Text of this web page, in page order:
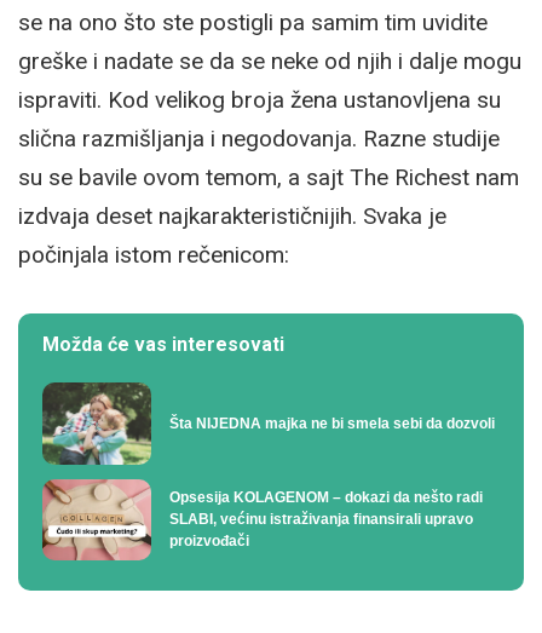
se na ono što ste postigli pa samim tim uvidite
greške i nadate se da se neke od njih i dalje mogu
ispraviti. Kod velikog broja žena ustanovljena su
slična razmišljanja i negodovanja. Razne studije
su se bavile ovom temom, a sajt The Richest nam
izdvaja deset najkarakterističnijih. Svaka je
počinjala istom rečenicom:
Možda će vas interesovati
Šta NIJEDNA majka ne bi smela sebi da dozvoli
Opsesija KOLAGENOM – dokazi da nešto radi
SLABI, većinu istraživanja finansirali upravo
proizvođači